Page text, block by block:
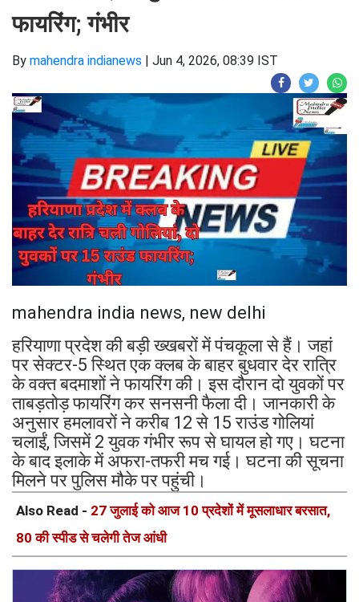
फायरिंग; गंभीर
By mahendra indianews | Jun 4, 2026, 08:39 IST
mahendra india news, new delhi
हरियाणा प्रदेश की बड़ी ख्खबरों में पंचकूला से हैं। जहां
पर सेक्टर-5 स्थित एक क्लब के बाहर बुधवार देर रात्रि
के वक्त बदमाशों ने फायरिंग की। इस दौरान दो युवकों पर
ताबड़तोड़ फायरिंग कर सनसनी फैला दी। जानकारी के
अनुसार हमलावरों ने करीब 12 से 15 राउंड गोलियां
चलाईं, जिसमें 2 युवक गंभीर रूप से घायल हो गए। घटना
के बाद इलाके में अफरा-तफरी मच गई। घटना की सूचना
मिलने पर पुलिस मौके पर पहुंची।
Also Read - 27 जुलाई को आज 10 प्रदेशों में मूसलाधार बरसात,
80 की स्पीड से चलेगी तेज आंधी